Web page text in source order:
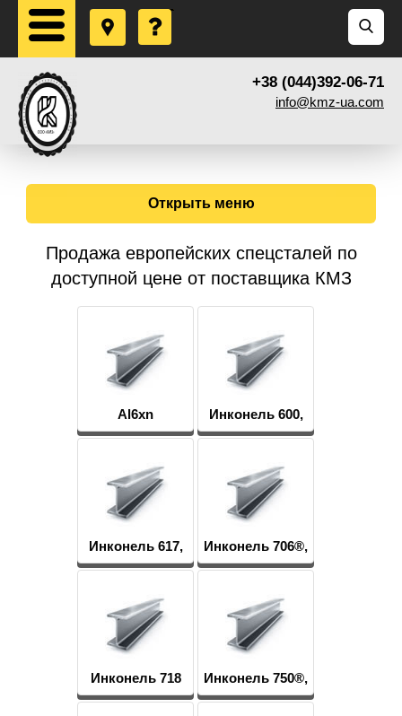
+38 (044)392-06-71
info@kmz-ua.com
Открыть меню
Продажа европейских спецсталей по
доступной цене от поставщика КМЗ
Al6xn
Инконель 600,
Инконель 601
Инконель 617,
Сплав 617
Инконель 706®,
Сплав 706
Инконель 718
Инконель 750®,
Сплав 750